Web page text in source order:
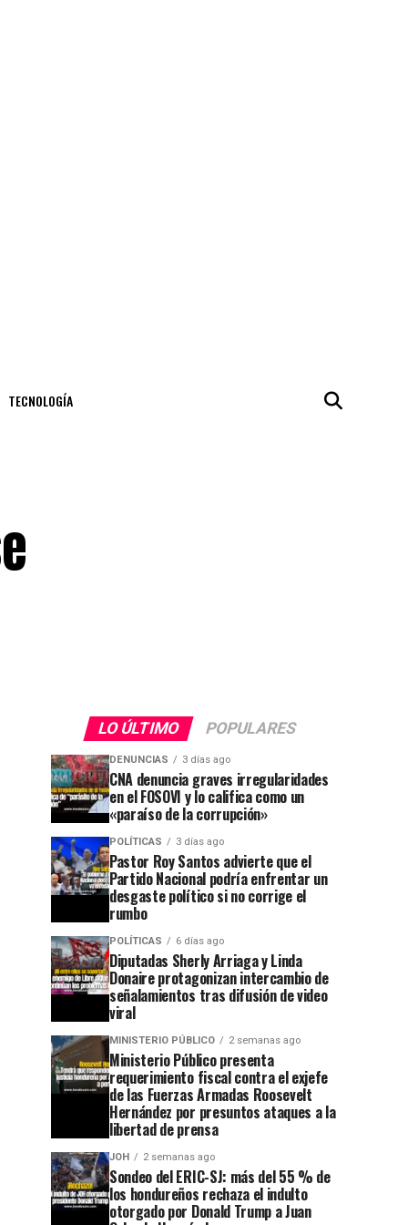
TECNOLOGÍA
LO ÚLTIMO POPULARES
DENUNCIAS 3 días ago
CNA denuncia graves irregularidades
en el FOSOVI y lo califica como un
«paraíso de la corrupción»
POLÍTICAS 3 días ago
Pastor Roy Santos advierte que el
Partido Nacional podría enfrentar un
desgaste político si no corrige el
rumbo
POLÍTICAS 6 días ago
Diputadas Sherly Arriaga y Linda
Donaire protagonizan intercambio de
señalamientos tras difusión de video
viral
MINISTERIO PÚBLICO 2 semanas ago
Ministerio Público presenta
requerimiento fiscal contra el exjefe
de las Fuerzas Armadas Roosevelt
Hernández por presuntos ataques a la
libertad de prensa
JOH 2 semanas ago
Sondeo del ERIC-SJ: más del 55 % de
los hondureños rechaza el indulto
otorgado por Donald Trump a Juan